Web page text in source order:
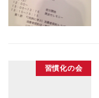
習慣化の会